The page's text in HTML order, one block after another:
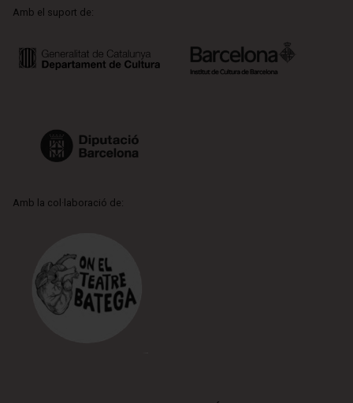
Amb el suport de:
Amb la col·laboració de: